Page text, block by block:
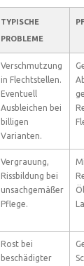
TYPISCHE
PROBLEME
Verschmutzung
in Flechtstellen.
Eventuell
Ausbleichen bei
billigen
Varianten.
Vergrauung,
Rissbildung bei
unsachgemäßer
Pflege.
Rost bei
beschädigter